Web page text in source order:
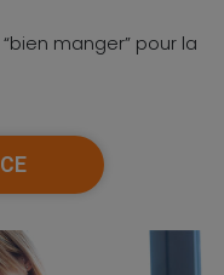
manger” pour la